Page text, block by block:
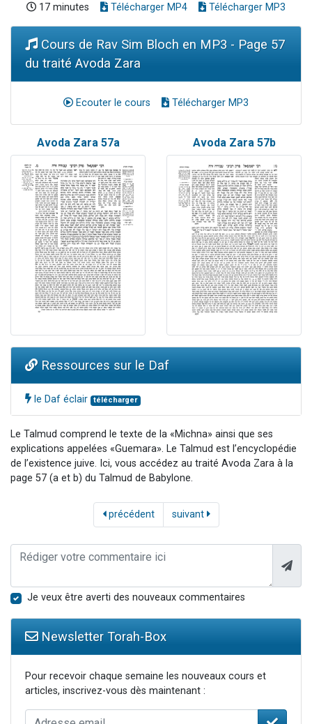
17 minutes Télécharger MP4 Télécharger MP3
Cours de Rav Sim Bloch en MP3 - Page 57
du traité Avoda Zara
Ecouter le cours Télécharger MP3
Avoda Zara 57a Avoda Zara 57b
Ressources sur le Daf
le Daf éclair télécharger
Le Talmud comprend le texte de la «Michna» ainsi que ses
explications appelées «Guemara». Le Talmud est l’encyclopédie
de l’existence juive. Ici, vous accédez au traité Avoda Zara à la
page 57 (a et b) du Talmud de Babylone.
précédent suivant
Je veux être averti des nouveaux commentaires
Newsletter Torah-Box
Pour recevoir chaque semaine les nouveaux cours et
articles, inscrivez-vous dès maintenant :